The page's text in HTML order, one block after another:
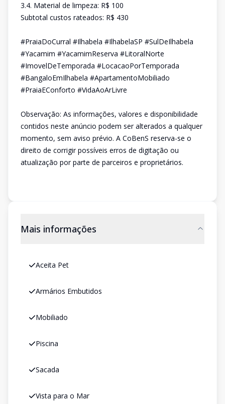
3.4. Material de limpeza: R$ 100
Subtotal custos rateados: R$ 430
#PraiaDoCurral #Ilhabela #IlhabelaSP #SulDeIlhabela
#Yacamim #YacamimReserva #LitoralNorte
#ImovelDeTemporada #LocacaoPorTemporada
#BangaloEmIlhabela #ApartamentoMobiliado
#PraiaEConforto #VidaAoArLivre
Observação: As informações, valores e disponibilidade
contidos neste anúncio podem ser alterados a qualquer
momento, sem aviso prévio. A CoBenS reserva-se o
direito de corrigir possíveis erros de digitação ou
atualização por parte de parceiros e proprietários.
Mais informações
Aceita Pet
Armários Embutidos
Mobiliado
Piscina
Sacada
Vista para o Mar